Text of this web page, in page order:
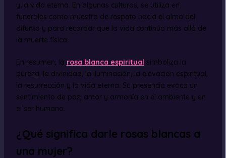
y la vida eterna. En algunas culturas, se utiliza en
funerales como muestra de respeto hacia el alma del
difunto y para recordar que la vida continúa más allá de
la muerte física.
En resumen, la rosa blanca espiritual simboliza la
pureza, la divinidad, la iluminación, la elevación espiritual,
la resurrección y la vida eterna. Su presencia evoca un
sentimiento de paz, amor y armonía en el ambiente y en
el ser humano.
¿Qué significa darle rosas blancas a
una mujer?